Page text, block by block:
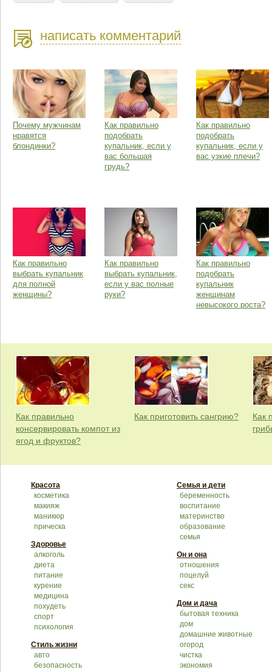
написать комментарий
Почему мужчинам
нравятся
блондинки?
Как правильно
подобрать
купальник, если у
вас большая
грудь?
Как правильно
подобрать
купальник, если у
вас узкие плечи?
Как правильно
выбрать купальник
для полной
женщины?
Как правильно
выбрать купальник,
если у вас полные
руки?
Как правильно
подобрать
купальник
женщинам
невысокого роста?
Как правильно
консервировать компот из
ягод и фруктов?
Как приготовить сангрию?
Как
Красота
косметика
макияж
маникюр
прическа
Здоровье
алкоголь
диета
питание
курение
медицина
похудеть
спорт
психология
Стиль жизни
авто
безопасность
Семья и дети
беременность
воспитание
материнство
образование
семья
Он и она
отношения
поцелуй
секс
Дом и дача
бытовая техника
дом
домашние животные
огород
чистка
экономия